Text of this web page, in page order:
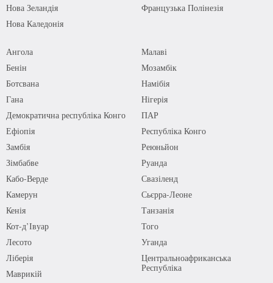
Нова Зеландія
Нова Каледонія
Французька Полінезія
Ангола
Бенін
Ботсвана
Гана
Демократична республіка Конго
Ефіопія
Замбія
Зімбабве
Кабо-Верде
Камерун
Кенія
Кот-д’Івуар
Лесото
Ліберія
Маврикій
Малаві
Мозамбік
Намібія
Нігерія
ПАР
Республіка Конго
Реюньйон
Руанда
Свазіленд
Сьєрра-Леоне
Танзанія
Того
Уганда
Центральноафриканська
Республіка